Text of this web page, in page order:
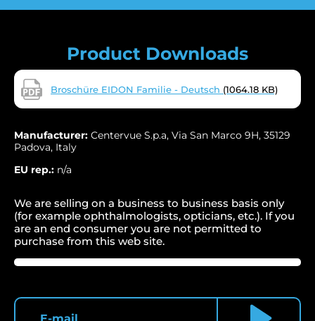
Product Downloads
Broschüre EIDON Familie - Deutsch (1064.18 KB)
Manufacturer: Centervue S.p.a, Via San Marco 9H, 35129
Padova, Italy
EU rep.: n/a
We are selling on a business to business basis only
(for example ophthalmologists, opticians, etc.). If you
are an end consumer you are not permitted to
purchase from this web site.